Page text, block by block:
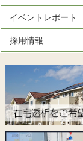
イベントレポート
採用情報